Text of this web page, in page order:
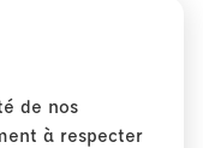
de nos
à respecter